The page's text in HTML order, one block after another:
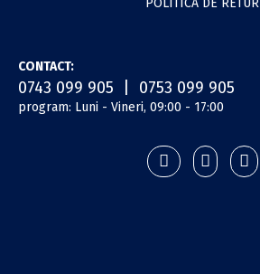
POLITICA DE RETUR
CONTACT:
0743 099 905 | 0753 099 905
program: Luni - Vineri, 09:00 - 17:00